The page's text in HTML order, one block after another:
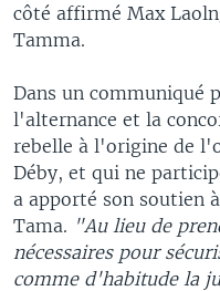
côté affirmé Max
Tamma.
Dans un communiqué
l'alternance et la
rebelle à l'origine de
Déby, et qui ne
a apporté son soutien
Tama. "Au lieu de
nécessaires pour
comme d'habitude la